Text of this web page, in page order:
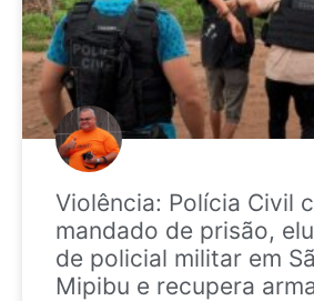
Violência: Polícia Civil
mandado de prisão,
de policial militar em
Mipibu e recupera